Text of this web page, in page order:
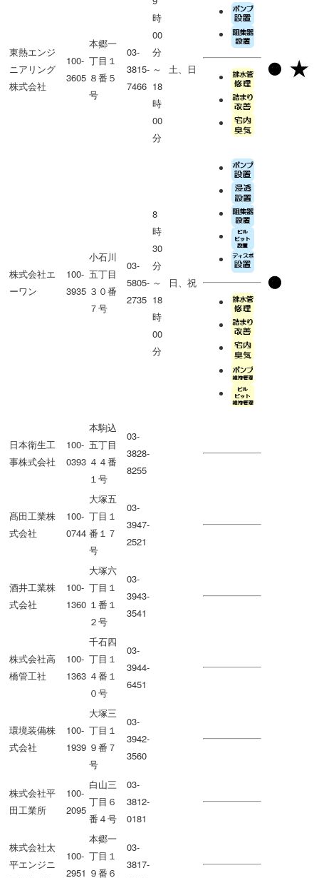
東熱エンジ
ニアリング
株式会社
100-
3605
本郷一
丁目１
８番５
号
03-
3815-
7466
時
00
分
～
18
時
00
分
土、日
株式会社エ
ーワン
100-
3935
小石川
五丁目
３０番
７号
03-
5805-
2735
8
時
30
分
～
18
時
00
分
日、祝
日本衛生工
事株式会社
100-
0393
本駒込
五丁目
４４番
１号
03-
3828-
8255
髙田工業株
式会社
100-
0744
大塚五
丁目１
番１７
号
03-
3947-
2521
酒井工業株
式会社
100-
1360
大塚六
丁目１
１番１
２号
03-
3943-
3541
株式会社高
橋管工社
100-
1363
千石四
丁目１
４番１
０号
03-
3944-
6451
環境装備株
式会社
100-
1939
大塚三
丁目１
９番７
号
03-
3942-
3560
株式会社平
田工業所
100-
2095
白山三
丁目６
番４号
03-
3812-
0181
株式会社太
平エンジニ
100-
2951
本郷一
丁目１
９番６
03-
3817-